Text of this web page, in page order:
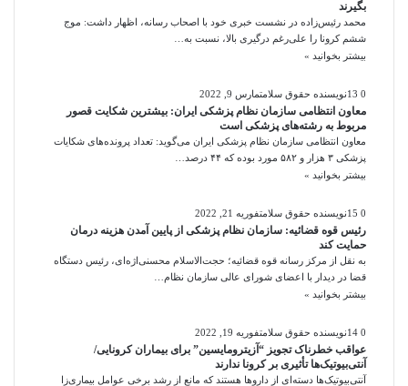
بگیرند
محمد رئیس‌زاده در نشست خبری خود با اصحاب رسانه، اظهار داشت: موج
ششم کرونا را علی‌رغم درگیری بالا، نسبت به…
بیشتر بخوانید »
نویسنده حقوق سلامتمارس 9, 2022 0
معاون انتظامی سازمان نظام پزشکی ایران: بیشترین شکایت قصور
مربوط به رشته‌های پزشکی است
معاون انتظامی سازمان نظام پزشکی ایران می‌گوید: تعداد پرونده‌های شکایات
پزشکی ٣ هزار و ۵٨٢ مورد بوده که ۴۴ درصد…
بیشتر بخوانید »
نویسنده حقوق سلامتفوریه 21, 2022 0
رئیس قوه قضائیه: سازمان نظام پزشکی از پایین آمدن هزینه درمان
حمایت کند
به نقل از مرکز رسانه قوه قضائیه؛ حجت‌الاسلام محسنی‌اژه‌ای، رئیس دستگاه
قضا در دیدار با اعضای شورای عالی سازمان نظام…
بیشتر بخوانید »
نویسنده حقوق سلامتفوریه 19, 2022 0
عواقب خطرناک تجویز “آزیترومایسین” برای بیماران کرونایی/
آنتی‌بیوتیک‌ها تأثیری بر کرونا ندارند
آنتی‌بیوتیک‌ها دسته‌ای از داروها هستند که مانع از رشد برخی عوامل بیماری‌زا